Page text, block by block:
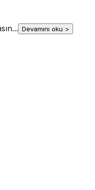
... Devamını oku >